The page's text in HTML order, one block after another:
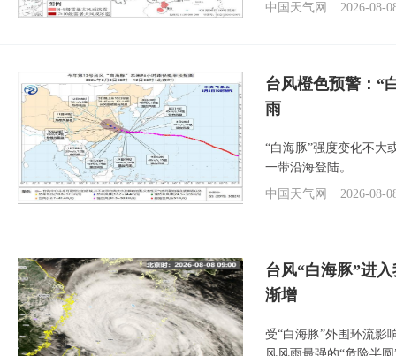
中国天气网 2026-08-
台风橙色预警：“
雨
“白海豚”强度变化不大
一带沿海登陆。
中国天气网
2026-08-
台风“白海豚”进
渐增
受“白海豚”外围环流影